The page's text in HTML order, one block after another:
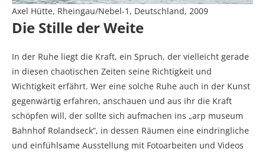
Axel Hütte, Rheingau/Nebel-1, Deutschland, 2009
Die Stille der Weite
In der Ruhe liegt die Kraft, ein Spruch, der vielleicht gerade
in diesen chaotischen Zeiten seine Richtigkeit und
Wichtigkeit erfährt. Wer eine solche Ruhe auch in der Kunst
gegenwärtig erfahren, anschauen und aus ihr die Kraft
schöpfen will, der sollte sich aufmachen ins „arp museum
Bahnhof Rolandseck“, in dessen Räumen eine eindringliche
und einfühlsame Ausstellung mit Fotoarbeiten und Videos